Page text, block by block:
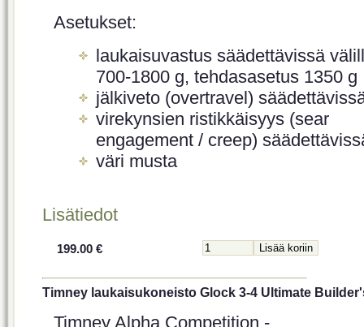
Asetukset:
laukaisuvastus säädettävissä
700-1800 g, tehdasasetus 1350 g
jälkiveto (overtravel)
virekynsien ristikkäisyys (sear
engagement / creep)
väri musta
Lisätiedot
199.00 €
Timney laukaisukoneisto Glock 3-4 Ultimate
Timney Alpha Competition -